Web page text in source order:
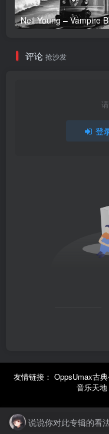
评论 抢沙发
登
友情链接： OppsUmax古
音乐天地
说说你对此专辑的看